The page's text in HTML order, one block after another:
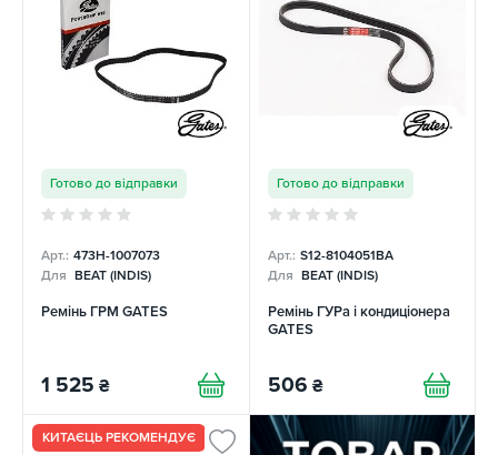
Готово до відправки
Арт.: 473H-1007073
Для BEAT (INDIS)
Ремінь ГРМ GATES
1 525 ₴
Готово до відправки
Арт.: S12-8104051BA
Для BEAT (INDIS)
Ремінь ГУРа і кондиціонера
GATES
506 ₴
КИТАЄЦЬ РЕКОМЕНДУЄ